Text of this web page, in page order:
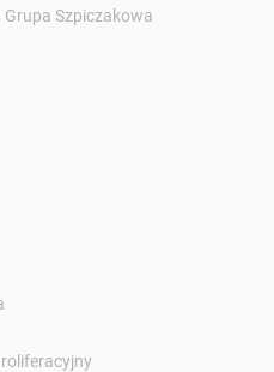
Szpiczakowa